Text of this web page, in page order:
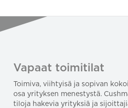
Vapaat toimitilat
Toimiva, viihtyisä ja sopivan
osa yrityksen menestystä.
tiloja hakevia yrityksiä ja